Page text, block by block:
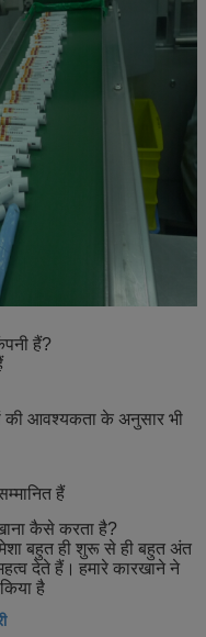
हैं?
की आवश्यकता के अनुसार भी
हैं
कैसे करता है?
बहुत ही शुरू से ही बहुत अंत
देते हैं। हमारे कारखाने ने
है